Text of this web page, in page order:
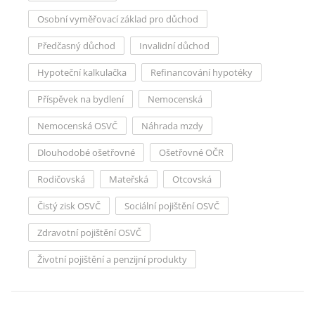
Osobní vyměřovací základ pro důchod
Předčasný důchod Invalidní důchod
Hypoteční kalkulačka Refinancování hypotéky
Příspěvek na bydlení Nemocenská
Nemocenská OSVČ Náhrada mzdy
Dlouhodobé ošetřovné Ošetřovné OČR
Rodičovská Mateřská Otcovská
Čistý zisk OSVČ Sociální pojištění OSVČ
Zdravotní pojištění OSVČ
Životní pojištění a penzijní produkty